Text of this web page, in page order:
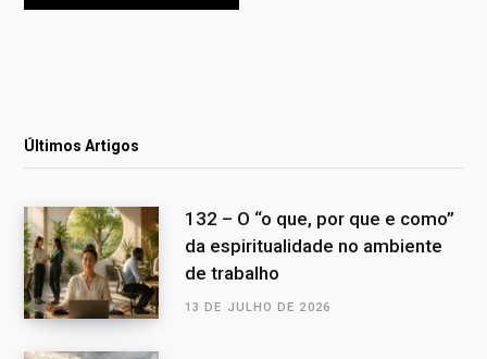
Últimos Artigos
132 – O “o que, por que e como”
da espiritualidade no ambiente
de trabalho
13 DE JULHO DE 2026